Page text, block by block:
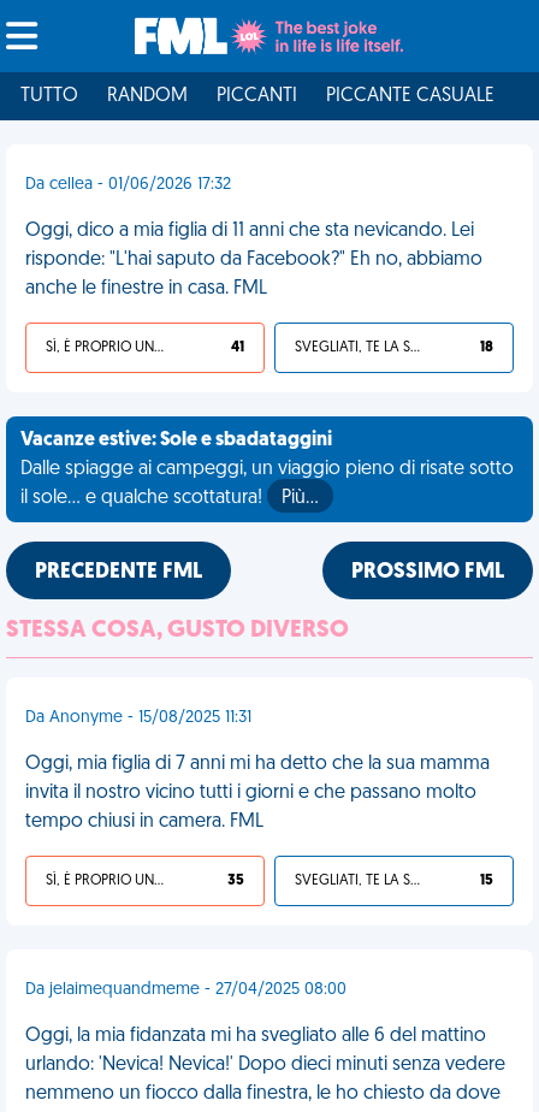
TUTTO RANDOM PICCANTI PICCANTE CASUALE
Da cellea - 01/06/2026 17:32
Oggi, dico a mia figlia di 11 anni che sta nevicando. Lei
risponde: "L'hai saputo da Facebook?" Eh no, abbiamo
anche le finestre in casa. FML
SÌ, È PROPRIO UNA VDM! 41 SVEGLIATI, TE LA SEI CERCATA! 18
Vacanze estive: Sole e sbadataggini
Dalle spiagge ai campeggi, un viaggio pieno di risate sotto
il sole... e qualche scottatura!
Più…
PRECEDENTE FML PROSSIMO FML
STESSA COSA, GUSTO DIVERSO
Da Anonyme - 15/08/2025 11:31
Oggi, mia figlia di 7 anni mi ha detto che la sua mamma
invita il nostro vicino tutti i giorni e che passano molto
tempo chiusi in camera. FML
SÌ, È PROPRIO UNA VDM! 35 SVEGLIATI, TE LA SEI CERCATA! 15
Da jelaimequandmeme - 27/04/2025 08:00
Oggi, la mia fidanzata mi ha svegliato alle 6 del mattino
urlando: 'Nevica! Nevica!' Dopo dieci minuti senza vedere
nemmeno un fiocco dalla finestra, le ho chiesto da dove